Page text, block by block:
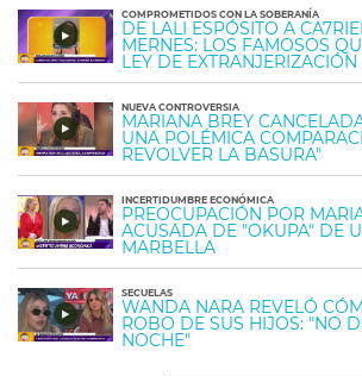
COMPROMETIDOS CON LA SOBERANÍA
DE LALI ESPÓSITO A
MERNES: LOS FAMOSOS
LEY DE EXTRANJERIZACIÓN
NUEVA CONTROVERSIA
MARIANA BREY
UNA POLÉMICA
REVOLVER LA BASURA"
INCERTIDUMBRE ECONÓMICA
PREOCUPACIÓN POR
ACUSADA DE "OKUPA" DE
MARBELLA
SECUELAS
WANDA NARA REVELÓ
ROBO DE SUS HIJOS: "NO
NOCHE"